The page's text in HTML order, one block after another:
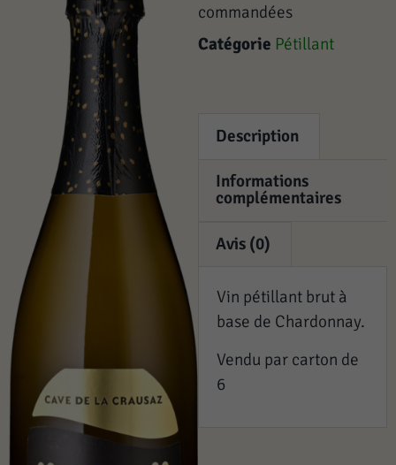
commandées
Catégorie Pétillant
Description
Informations
complémentaires
Avis (0)
Vin pétillant brut à
base de Chardonnay.
Vendu par carton de
6